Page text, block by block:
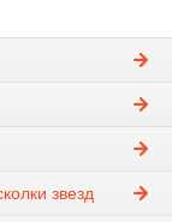
звезд